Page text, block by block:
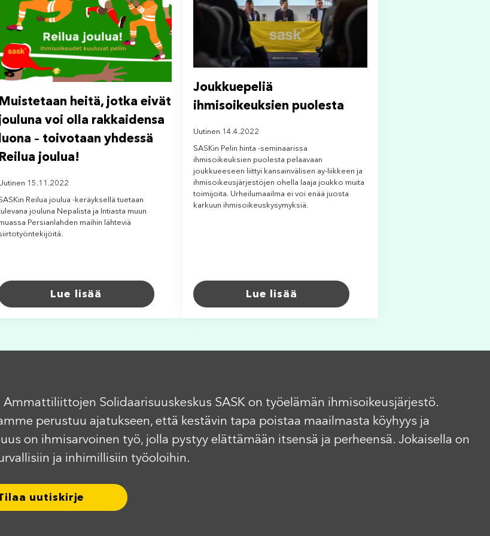
Muistetaan heitä, jotka eivät
voi olla rakkaidensa
luona – toivotaan yhdessä
Reilua joulua!
15.11.2022
Reilua joulua -keräyksellä tuetaan
jouluna Nepalista ja Intiasta muun
Persianlahden maihin lähteviä
Lue lisää
Joukkuepeliä
ihmisoikeuksien puolesta
Uutinen 14.4.2022
SASKin Pelin hinta -seminaarissa
ihmisoikeuksien puolesta pelaavaan
joukkueeseen liittyi kansainvälisen ay-liikkeen ja
ihmisoikeusjärjestöjen ohella laaja joukko muita
toimijoita. Urheilumaailma ei voi enää juosta
karkuun ihmisoikeuskysymyksiä.
Lue lisää
Ammattiliittojen Solidaarisuuskeskus SASK on työelämän ihmisoikeusjärjestö.
perustuu ajatukseen, että kestävin tapa poistaa maailmasta köyhyys ja
on ihmisarvoinen työ, jolla pystyy elättämään itsensä ja perheensä. Jokaisella on
ja inhimillisiin työoloihin.
uutiskirje